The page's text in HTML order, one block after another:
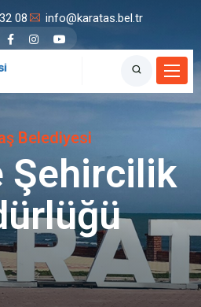
08 info@karatas.bel.tr
Belediyesi
Şehircilik